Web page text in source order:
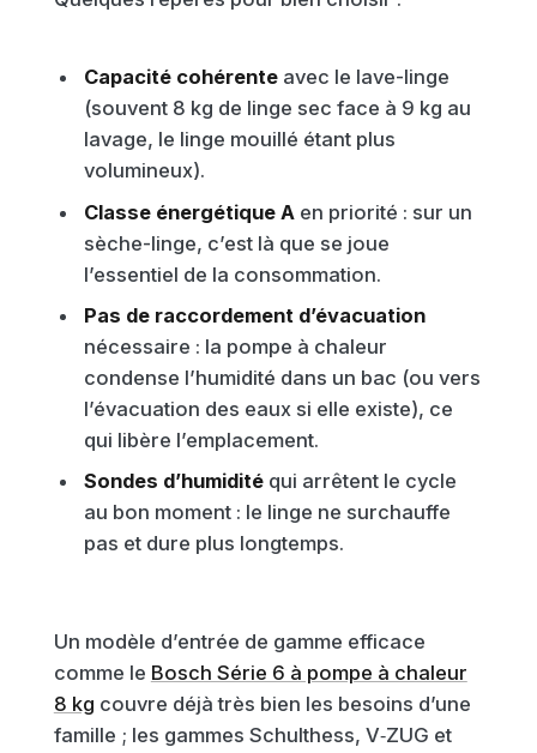
Capacité cohérente avec le lave-linge
(souvent 8 kg de linge sec face à 9 kg au
lavage, le linge mouillé étant plus
volumineux).
Classe énergétique A en priorité : sur un
sèche-linge, c’est là que se joue
l’essentiel de la consommation.
Pas de raccordement d’évacuation
nécessaire : la pompe à chaleur
condense l’humidité dans un bac (ou vers
l’évacuation des eaux si elle existe), ce
qui libère l’emplacement.
Sondes d’humidité qui arrêtent le cycle
au bon moment : le linge ne surchauffe
pas et dure plus longtemps.
Un modèle d’entrée de gamme efficace
comme le Bosch Série 6 à pompe à chaleur
8 kg couvre déjà très bien les besoins d’une
famille ; les gammes Schulthess, V‑ZUG et